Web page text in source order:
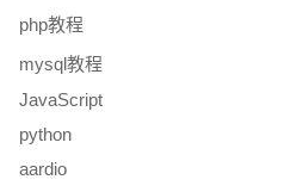
php教程
mysql教程
JavaScript
python
aardio